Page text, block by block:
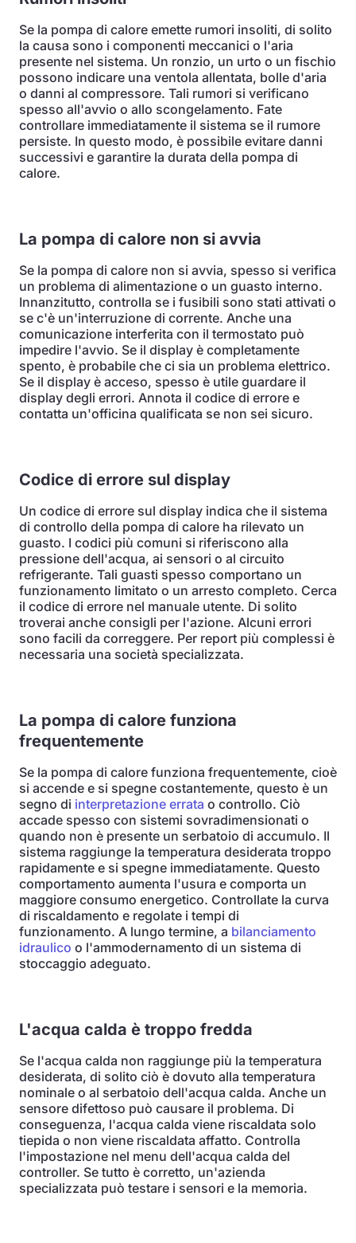
Se la pompa di calore emette rumori insoliti, di solito
la causa sono i componenti meccanici o l'aria
presente nel sistema. Un ronzio, un urto o un fischio
possono indicare una ventola allentata, bolle d'aria
o danni al compressore. Tali rumori si verificano
spesso all'avvio o allo scongelamento. Fate
controllare immediatamente il sistema se il rumore
persiste. In questo modo, è possibile evitare danni
successivi e garantire la durata della pompa di
calore.
La pompa di calore non si avvia
Se la pompa di calore non si avvia, spesso si verifica
un problema di alimentazione o un guasto interno.
Innanzitutto, controlla se i fusibili sono stati attivati o
se c'è un'interruzione di corrente. Anche una
comunicazione interferita con il termostato può
impedire l'avvio. Se il display è completamente
spento, è probabile che ci sia un problema elettrico.
Se il display è acceso, spesso è utile guardare il
display degli errori. Annota il codice di errore e
contatta un'officina qualificata se non sei sicuro.
Codice di errore sul display
Un codice di errore sul display indica che il sistema
di controllo della pompa di calore ha rilevato un
guasto. I codici più comuni si riferiscono alla
pressione dell'acqua, ai sensori o al circuito
refrigerante. Tali guasti spesso comportano un
funzionamento limitato o un arresto completo. Cerca
il codice di errore nel manuale utente. Di solito
troverai anche consigli per l'azione. Alcuni errori
sono facili da correggere. Per report più complessi è
necessaria una società specializzata.
La pompa di calore funziona
frequentemente
Se la pompa di calore funziona frequentemente, cioè
si accende e si spegne costantemente, questo è un
segno di interpretazione errata o controllo. Ciò
accade spesso con sistemi sovradimensionati o
quando non è presente un serbatoio di accumulo. Il
sistema raggiunge la temperatura desiderata troppo
rapidamente e si spegne immediatamente. Questo
comportamento aumenta l'usura e comporta un
maggiore consumo energetico. Controllate la curva
di riscaldamento e regolate i tempi di
funzionamento. A lungo termine, a bilanciamento
idraulico o l'ammodernamento di un sistema di
stoccaggio adeguato.
L'acqua calda è troppo fredda
Se l'acqua calda non raggiunge più la temperatura
desiderata, di solito ciò è dovuto alla temperatura
nominale o al serbatoio dell'acqua calda. Anche un
sensore difettoso può causare il problema. Di
conseguenza, l'acqua calda viene riscaldata solo
tiepida o non viene riscaldata affatto. Controlla
l'impostazione nel menu dell'acqua calda del
controller. Se tutto è corretto, un'azienda
specializzata può testare i sensori e la memoria.